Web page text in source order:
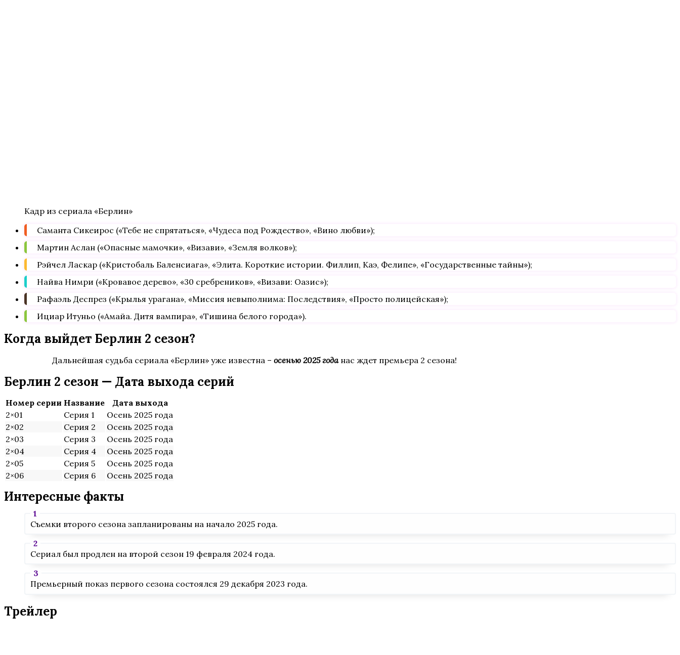
Кадр из сериала «Берлин»
Саманта Сикеирос («Тебе не спрятаться», «Чудеса под Рождество», «Вино любви»);
Мартин Аслан («Опасные мамочки», «Визави», «Земля волков»);
Рэйчел Ласкар («Кристобаль Баленсиага», «Элита. Короткие истории. Филлип, Каэ, Фелипе», «Государственные тайны»);
Найва Нимри («Кровавое дерево», «30 сребреников», «Визави: Оазис»);
Рафаэль Деспрез («Крылья урагана», «Миссия невыполнима: Последствия», «Просто полицейская»);
Ициар Итуньо («Амайа. Дитя вампира», «Тишина белого города»).
Когда выйдет Берлин 2 сезон?
Дальнейшая судьба сериала «Берлин» уже известна – осенью 2025 годанас ждет премьера 2 сезона!
Берлин 2 сезон — Дата выхода серий
Номер серии Название
Дата выхода
2×01
Серия 1
Осень 2025 года
2×02
Серия 2
Осень 2025 года
2×03
Серия 3
Осень 2025 года
2×04
Серия 4
Осень 2025 года
2×05
Серия 5
Осень 2025 года
2×06
Серия 6 Осень 2025 года
Интересные факты
Съемки второго сезона запланированы на начало 2025 года.
Сериал был продлен на второй сезон 19 февраля 2024 года.
Премьерный показ первого сезона состоялся 29 декабря 2023 года.
Трейлер